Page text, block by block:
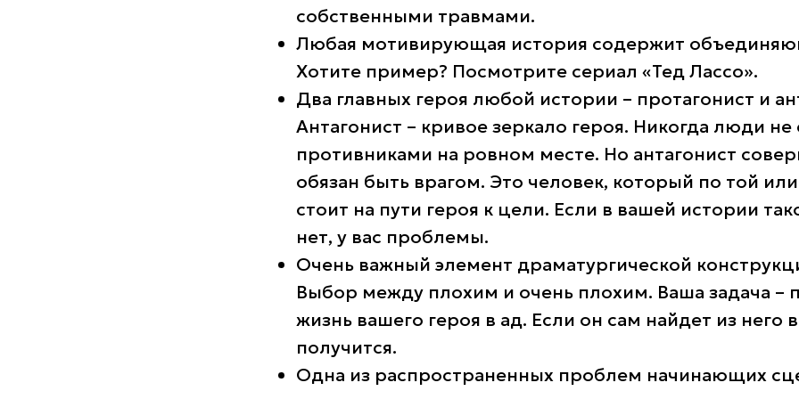
собственными травмами.
Любая мотивирующая история содержит
Хотите пример? Посмотрите сериал «Тед Лассо».
Два главных героя любой истории – протагонист и
Антагонист – кривое зеркало героя. Никогда люди не
противниками на ровном месте. Но антагонист
обязан быть врагом. Это человек, который по той
стоит на пути героя к цели. Если в вашей истории
нет, у вас проблемы.
Очень важный элемент драматургической
Выбор между плохим и очень плохим. Ваша задача –
жизнь вашего героя в ад. Если он сам найдет из него
получится.
Одна из распространенных проблем начинающих